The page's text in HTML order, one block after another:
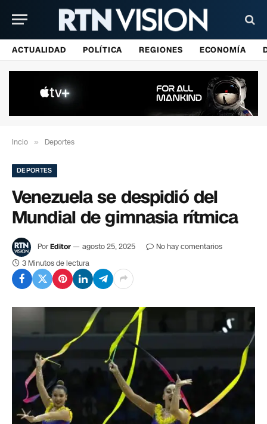
ACTUALIDAD POLÍTICA REGIONES ECONOMÍA
Incio » Deportes
DEPORTES
Venezuela se despidió del
Mundial de gimnasia rítmica
PorEditor agosto 25, 2025
No hay comentarios
3 Minutos de lectura